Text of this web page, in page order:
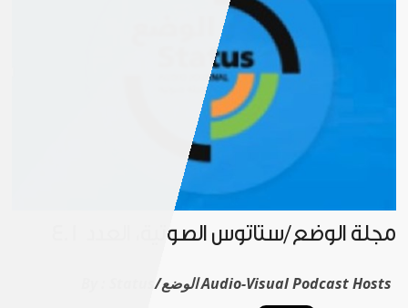
مجلة الوضع/ستاتوس الصوتية، العدد 4.1
Status/الوضع Audio-Visual Podcast Hosts